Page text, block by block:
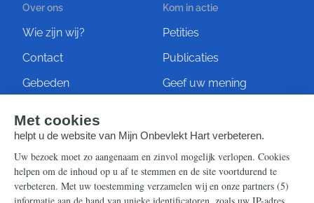
Over ons
Wie zijn wij?
Contact
Gebeden
Kom in actie
Petities
Publicaties
Geef uw mening
Steun ons
Nieuwsbrief
Info
Contact